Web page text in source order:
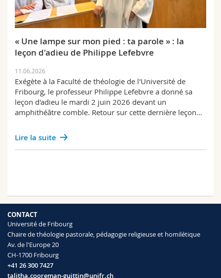
« Une lampe sur mon pied : ta parole » : la
leçon d'adieu de Philippe Lefebvre
11.06.2026
Exégète à la Faculté de théologie de l'Université de
Fribourg, le professeur Philippe Lefebvre a donné sa
leçon d'adieu le mardi 2 juin 2026 devant un
amphithéâtre comble. Retour sur cette dernière leçon…
Lire la suite
CONTACT
Université de Fribourg
Chaire de théologie pastorale, pédagogie religieuse et homilétique
Av. de l'Europe 20
CH-1700 Fribourg
+41 26 300 7427
talitha.cooreman-guittin@unifr.ch